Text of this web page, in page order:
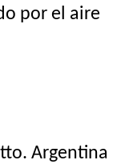
por el aire
. Argentina